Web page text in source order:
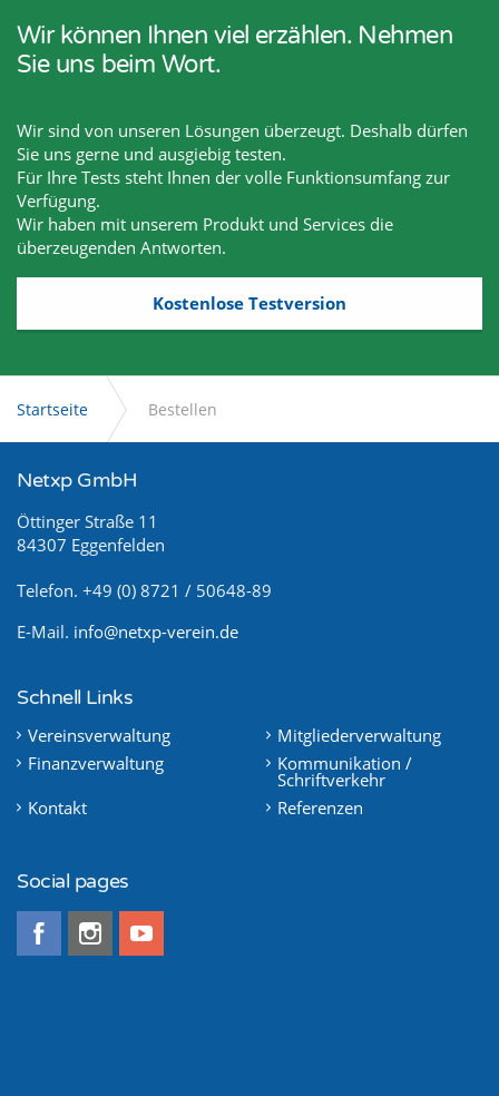
Wir können Ihnen viel erzählen. Nehmen
Sie uns beim Wort.
Wir sind von unseren Lösungen überzeugt. Deshalb dürfen
Sie uns gerne und ausgiebig testen.
Für Ihre Tests steht Ihnen der volle Funktionsumfang zur
Verfügung.
Wir haben mit unserem Produkt und Services die
überzeugenden Antworten.
Kostenlose Testversion
Startseite Bestellen
Netxp GmbH
Öttinger Straße 11
84307 Eggenfelden
Telefon. +49 (0) 8721 / 50648-89
E-Mail. info@netxp-verein.de
Schnell Links
Vereinsverwaltung
Mitgliederverwaltung
Finanzverwaltung
Kommunikation /
Schriftverkehr
Kontakt
Referenzen
Social pages